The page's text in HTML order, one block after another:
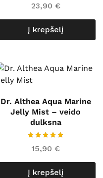
23,90 €
Į krepšelį
Dr. Althea Aqua Marine
Jelly Mist – veido
dulksna
15,90 €
Į krepšelį